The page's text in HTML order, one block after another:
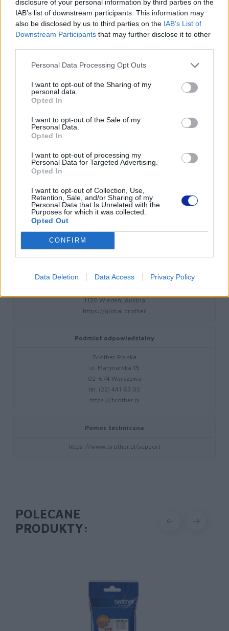
disclosure of your personal information by third parties on the
IAB’s list of downstream participants. This information may
also be disclosed by us to third parties on the IAB’s List of
Downstream Participants that may further disclose it to other
Personal Data Processing Opt Outs
I want to opt-out of the Sharing of my
personal data.
Opted In
I want to opt-out of the Sale of my
Personal Data.
Opted In
I want to opt-out of processing my
Personal Data for Targeted Advertising.
Opted In
I want to opt-out of Collection, Use,
Retention, Sale, and/or Sharing of my
Personal Data that Is Unrelated with the
Purposes for which it was collected.
Opted Out
CONFIRM
Data Deletion Data Access Privacy Policy
Typ opakowania
Skrzynka wisząca
Kompatybilne z
Brother DCP-T530DW, DCP-T730DW, MFC-T930DW
Informacje handlowe
Kod producenta
BTD100Y
Dane producenta
Brother Central and Eastern Europe GmbH
1120 Wiedeń, Austria
https://global.brother
Podmiot odpowiedzialny
Brother Polska
ul. Marynarska 15
02-674 Warszawa
tel. (22) 441 63 00
https://brother.pl
Pomoc techniczna
https://www.brother.pl/support
POLECANE
PRODUKTY: